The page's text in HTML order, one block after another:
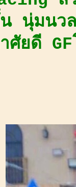
นุ่มนว
ศัยดี